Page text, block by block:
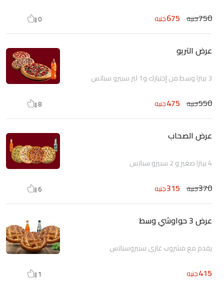
750جنيه 675جنيه 0
عرض التريو
3 بيتزا وسط من إختيارك و1 لتر سبيرو سباتس
550جنيه 475جنيه 8
عرض الصحاب
4 بيتزا صغير و 2 سبيرو سباتس
370جنيه 315جنيه 6
عرض 3 حواوشي وسط
يقدم مع مشروب غازي سبيروسباتس
415جنيه 1